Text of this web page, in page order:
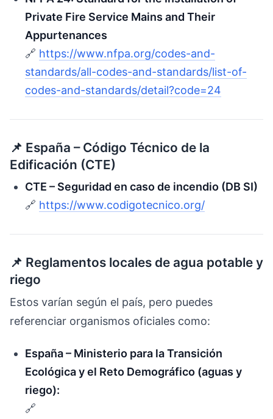
Private Fire Service Mains and Their
Appurtenances
🔗 https://www.nfpa.org/codes-and-
standards/all-codes-and-standards/list-of-
codes-and-standards/detail?code=24
📌 España – Código Técnico de la
Edificación (CTE)
CTE – Seguridad en caso de incendio (DB SI)
🔗 https://www.codigotecnico.org/
📌 Reglamentos locales de agua potable y
riego
Estos varían según el país, pero puedes
referenciar organismos oficiales como:
España – Ministerio para la Transición
Ecológica y el Reto Demográfico (aguas y
riego):
🔗